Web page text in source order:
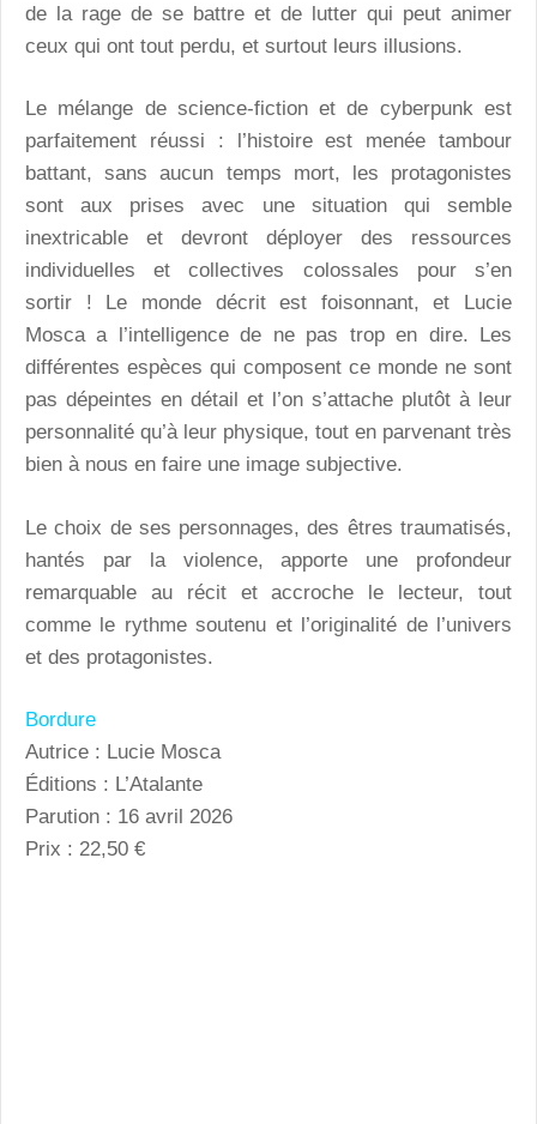
de la rage de se battre et de lutter qui peut animer
ceux qui ont tout perdu, et surtout leurs illusions.
Le mélange de science-fiction et de cyberpunk est
parfaitement réussi : l’histoire est menée tambour
battant, sans aucun temps mort, les protagonistes
sont aux prises avec une situation qui semble
inextricable et devront déployer des ressources
individuelles et collectives colossales pour s’en
sortir ! Le monde décrit est foisonnant, et Lucie
Mosca a l’intelligence de ne pas trop en dire. Les
différentes espèces qui composent ce monde ne sont
pas dépeintes en détail et l’on s’attache plutôt à leur
personnalité qu’à leur physique, tout en parvenant très
bien à nous en faire une image subjective.
Le choix de ses personnages, des êtres traumatisés,
hantés par la violence, apporte une profondeur
remarquable au récit et accroche le lecteur, tout
comme le rythme soutenu et l’originalité de l’univers
et des protagonistes.
Bordure
Autrice : Lucie Mosca
Éditions : L’Atalante
Parution : 16 avril 2026
Prix : 22,50 €